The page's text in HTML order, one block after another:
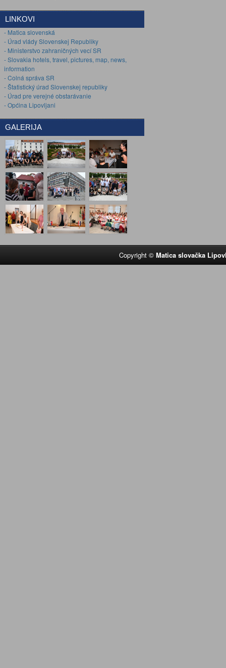
LINKOVI
- Matica slovenská
- Úrad vlády Slovenskej Republiky
- Ministerstvo zahraničných vecí SR
- Slovakia hotels, travel, pictures, map, news,
information
- Colná správa SR
- Štatistický úrad Slovenskej republiky
- Úrad pre verejné obstarávanie
- Općina Lipovljani
GALERIJA
Copyright ©Matica slovačka